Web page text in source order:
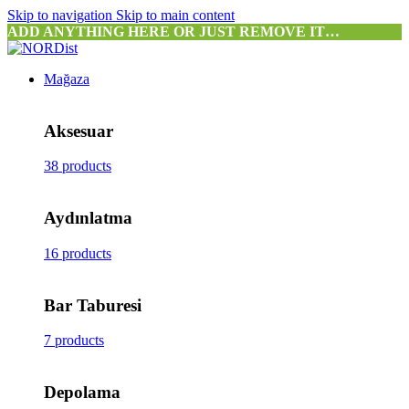
Skip to navigation Skip to main content
ADD ANYTHING HERE OR JUST REMOVE IT…
Mağaza
Aksesuar
38 products
Aydınlatma
16 products
Bar Taburesi
7 products
Depolama